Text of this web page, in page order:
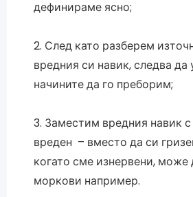
дефинираме ясно;
2. След като разберем
вредния си навик, следва да
начините да го преборим;
3. Заместим вредния навик
вреден – вместо да си
когато сме изнервени, може
моркови например.